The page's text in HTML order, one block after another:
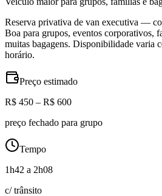
Reserva privativa de van executiva —
Boa para grupos, eventos corporativos,
muitas bagagens. Disponibilidade varia
horário.
Preço estimado
R$ 450 – R$ 600
preço fechado para grupo
Tempo
1h42 a 2h08
c/ trânsito